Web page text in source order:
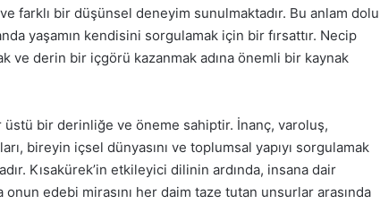
farklı bir düşünsel deneyim sunulmaktadır. Bu anlam dolu
yaşamın kendisini sorgulamak için bir fırsattır. Necip
ve derin bir içgörü kazanmak adına önemli bir kaynak
üstü bir derinliğe ve öneme sahiptir. İnanç, varoluş,
bireyin içsel dünyasını ve toplumsal yapıyı sorgulamak
Kısakürek’in etkileyici dilinin ardında, insana dair
edebi mirasını her daim taze tutan unsurlar arasında